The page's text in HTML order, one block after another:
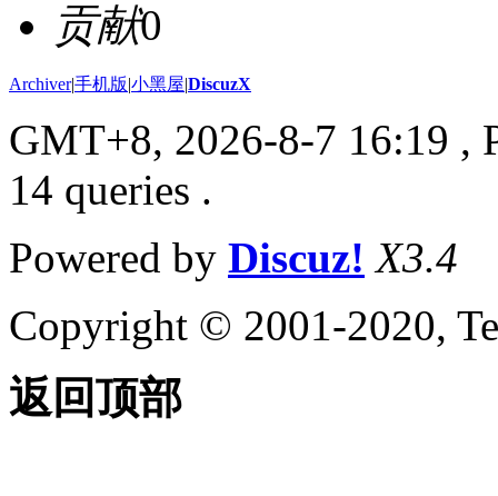
贡献0
Archiver|手机版|小黑屋|DiscuzX
GMT+8, 2026-8-7 16:19 ,
14 queries .
Powered by Discuz! X3.4
Copyright © 2001-2020,
返回顶部